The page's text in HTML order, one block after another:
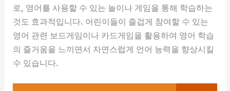
로, 영어를 사용할 수 있는 놀이나 게임을 통해 학습하는
것도 효과적입니다. 어린이들이 즐겁게 참여할 수 있는
영어 관련 보드게임이나 카드게임을 활용하여 영어 학습
의 즐거움을 느끼면서 자연스럽게 언어 능력을 향상시킬
수 있습니다.